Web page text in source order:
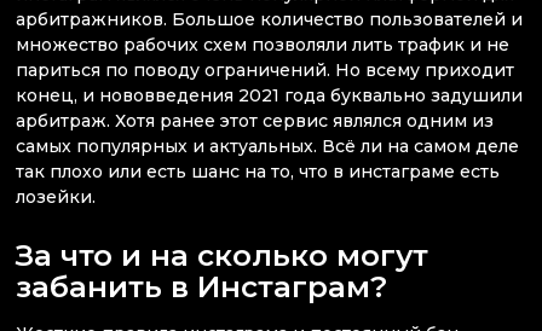
арбитражников. Большое количество пользователей и
множество рабочих схем позволяли лить трафик и не
париться по поводу ограничений. Но всему приходит
конец, и нововведения 2021 года буквально задушили
арбитраж. Хотя ранее этот сервис являлся одним из
самых популярных и актуальных. Всё ли на самом деле
так плохо или есть шанс на то, что в инстаграме есть
лозейки.
За что и на сколько могут
забанить в Инстаграм?